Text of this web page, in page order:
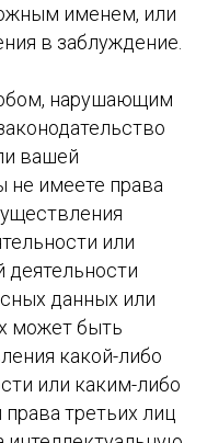
именем, или
в заблуждение.
нарушающим
вашей
не имеете права
или
деятельности
данных или
может быть
какой-либо
или каким-либо
третьих лиц